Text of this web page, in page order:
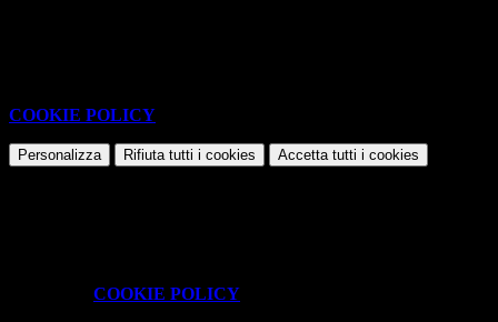
COOKIE POLICY
Personalizza Rifiuta tutti i cookies Accetta tutti i cookies
COOKIE POLICY